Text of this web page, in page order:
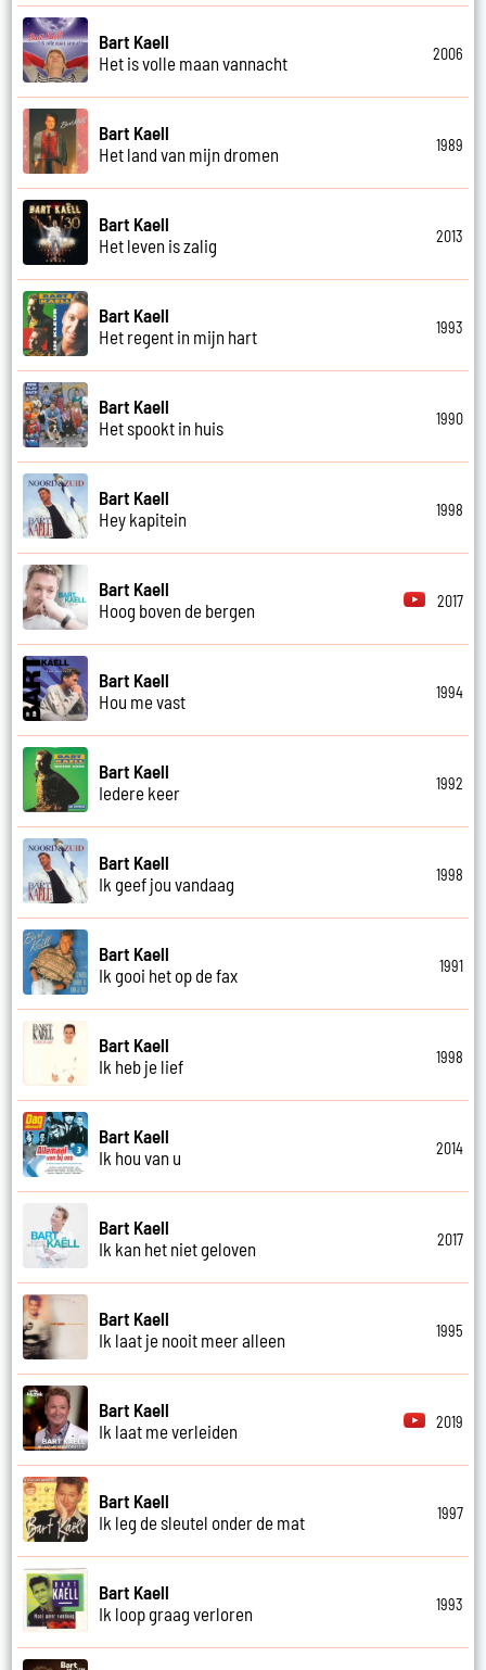
Bart Kaell
Het is volle maan vannacht
2006
Bart Kaell
Het land van mijn dromen
1989
Bart Kaell
Het leven is zalig
2013
Bart Kaell
Het regent in mijn hart
1993
Bart Kaell
Het spookt in huis
1990
Bart Kaell
Hey kapitein
1998
Bart Kaell
Hoog boven de bergen
2017
Bart Kaell
Hou me vast
1994
Bart Kaell
Iedere keer
1992
Bart Kaell
Ik geef jou vandaag
1998
Bart Kaell
Ik gooi het op de fax
1991
Bart Kaell
Ik heb je lief
1998
Bart Kaell
Ik hou van u
2014
Bart Kaell
Ik kan het niet geloven
2017
Bart Kaell
Ik laat je nooit meer alleen
1995
Bart Kaell
Ik laat me verleiden
2019
Bart Kaell
Ik leg de sleutel onder de mat
1997
Bart Kaell
Ik loop graag verloren
1993